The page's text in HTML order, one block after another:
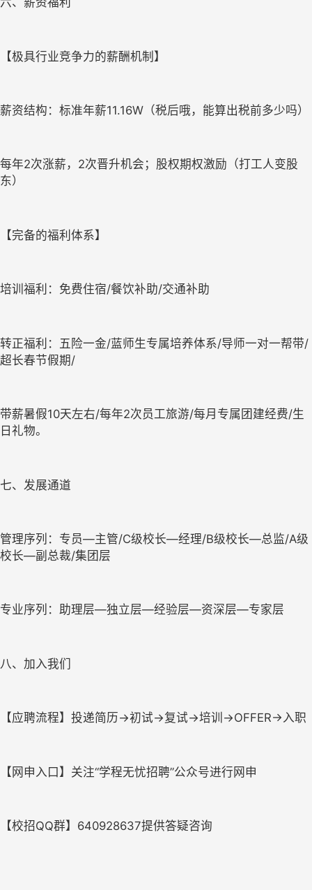
【极具行业竞争力的薪酬机制】
薪资结构：标准年薪11.16W（税后哦，能算出税前多少吗）
每年2次涨薪，2次晋升机会；股权期权激励（打工人变股
东）
【完备的福利体系】
培训福利：免费住宿/餐饮补助/交通补助
转正福利：五险一金/蓝师生专属培养体系/导师一对一帮带/
超长春节假期/
带薪暑假10天左右/每年2次员工旅游/每月专属团建经费/生
日礼物。
七、发展通道
管理序列：专员—主管/C级校长—经理/B级校长—总监/A级
校长—副总裁/集团层
专业序列：助理层—独立层—经验层—资深层—专家层
八、加入我们
【应聘流程】投递简历→初试→复试→培训→OFFER→入职
【网申入口】关注“学程无忧招聘”公众号进行网申
【校招QQ群】640928637提供答疑咨询